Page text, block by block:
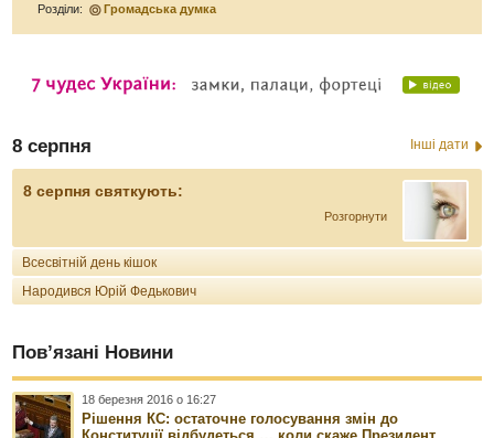
Розділи: Громадська думка
8 серпня Інші дати
8 серпня святкують:
Розгорнути
Всесвітній день кішок
Народився Юрій Федькович
Пов’язані Новини
18 березня 2016 о 16:27
Рішення КС: остаточне голосування змін до